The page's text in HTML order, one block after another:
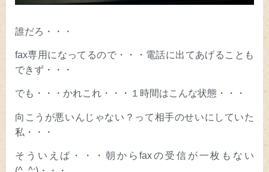
誰だろ・・・
fax専用になってるので・・・電話に出てあげることも
できず・・・
でも・・・かれこれ・・・１時間はこんな状態・・・
向こうが悪いんじゃない？って相手のせいにしていた
私・・・
そういえば・・・朝からfaxの受信が一枚もない